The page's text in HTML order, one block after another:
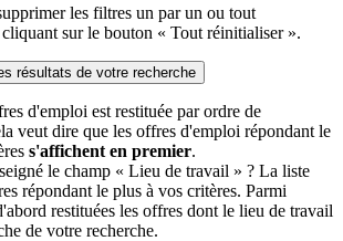
les filtres un par un ou tout
sur le bouton « Tout réinitialiser ».
résultats de votre recherche
d'emploi est restituée par ordre de
veut dire que les offres d'emploi répondant le
s'affichent en premier.
le champ « Lieu de travail » ? La liste
répondant le plus à vos critères. Parmi
restituées les offres dont le lieu de travail
de votre recherche.